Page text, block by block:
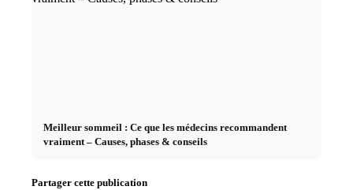
Meilleur sommeil : Ce que les médecins recommandent
vraiment – Causes, phases & conseils
Partager cette publication